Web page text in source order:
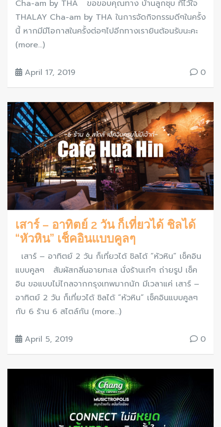
Cha-am by THA ขอขอบคุณทาง บ้านลูกชุบ ที่ไว้ใจ
THALAY Cha-am by THA ในการจัดกิจกรรมดีๆในครั้ง
นี้ หากมีมีโอกาสในครั้งต่อๆไปอีกทางเรายินต้อนรับนะคะ
(more…)
April 17, 2019 0
เสาร์ – อาทิตย์ 2 วัน ก็เที่ยวได้ ชิลได้
“หัวหิน” เช็คอินแบบคูลๆ
เสาร์ – อาทิตย์ 2 วัน ก็เที่ยวได้ ชิลได้ “หัวหิน” เช็คอิน
แบบคูลๆ สัมผัสกลิ่นอายทะเล นั่งร้านเก๋ๆ ถ่ายรูป เช็ค
อิน ขอแบบไม่ไกลจากกรุงเทพมากนัก มีเวลาแค่ เสาร์ –
อาทิตย์ 2 วัน ก็เที่ยวได้ ชิลได้ “หัวหิน” เช็คอินแบบคูลๆ
กับ 6 ร้าน 6 สไตล์กัน (more…)
April 5, 2019 0